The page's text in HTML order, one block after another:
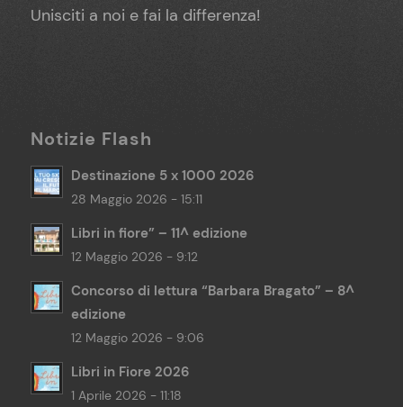
Unisciti a noi e fai la differenza!
Notizie Flash
Destinazione 5 x 1000 2026
28 Maggio 2026 - 15:11
Libri in fiore” – 11^ edizione
12 Maggio 2026 - 9:12
Concorso di lettura “Barbara Bragato” – 8^
edizione
12 Maggio 2026 - 9:06
Libri in Fiore 2026
1 Aprile 2026 - 11:18